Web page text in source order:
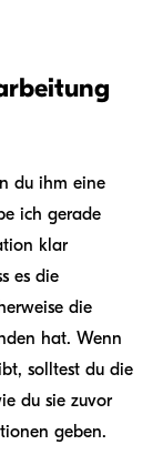
du ihm eine
ich gerade
klar
es die
die
hat. Wenn
solltest du die
du sie zuvor
geben.